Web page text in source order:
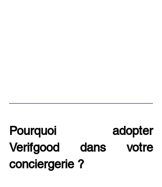
Pourquoi adopter
Verifgood dans votre
conciergerie ?